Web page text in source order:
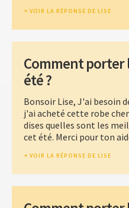
VOIR LA RÉPONSE DE LISE
Comment porter
été ?
Bonsoir Lise, J'ai besoin
j'ai acheté cette robe
dises quelles sont les
cet été. Merci pour ton
VOIR LA RÉPONSE DE LISE